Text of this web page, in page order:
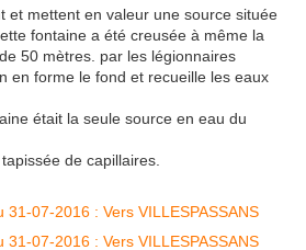
et mettent en valeur une source située
fontaine a été creusée à même la
50 mètres. par les légionnaires
en forme le fond et recueille les eaux
était la seule source en eau du
de capillaires.